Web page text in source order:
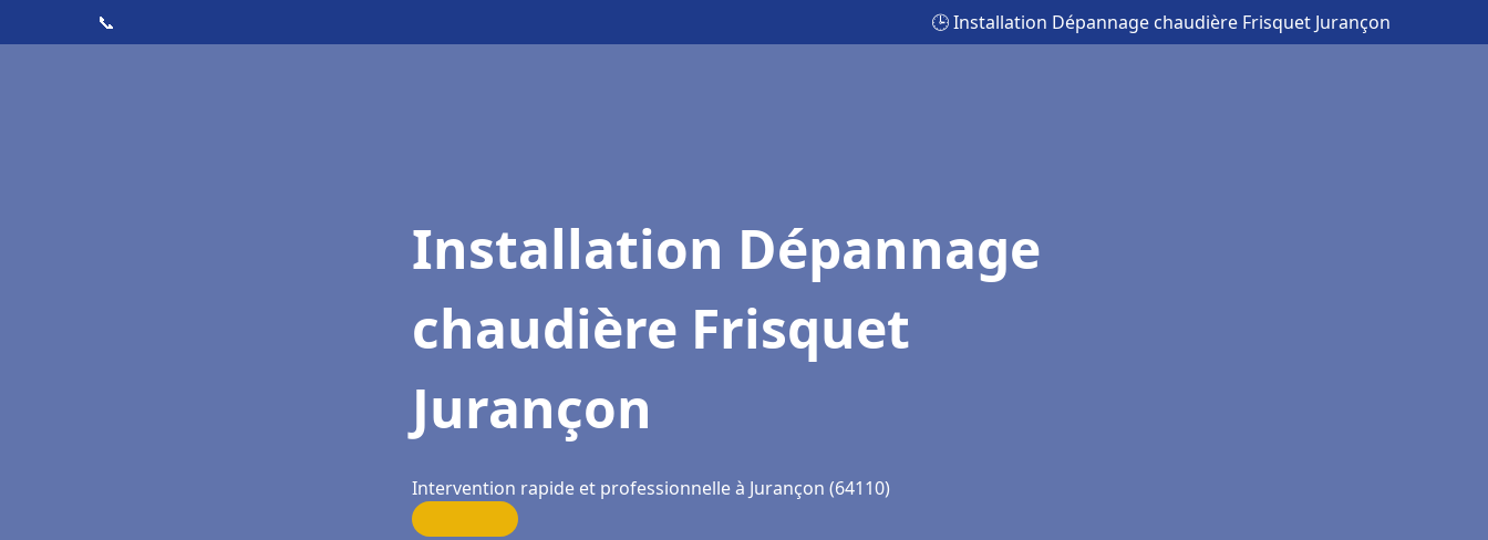
📞 🕒 Installation Dépannage chaudière Frisquet Jurançon
Installation Dépannage
chaudière Frisquet
Jurançon
Intervention rapide et professionnelle à Jurançon (64110)